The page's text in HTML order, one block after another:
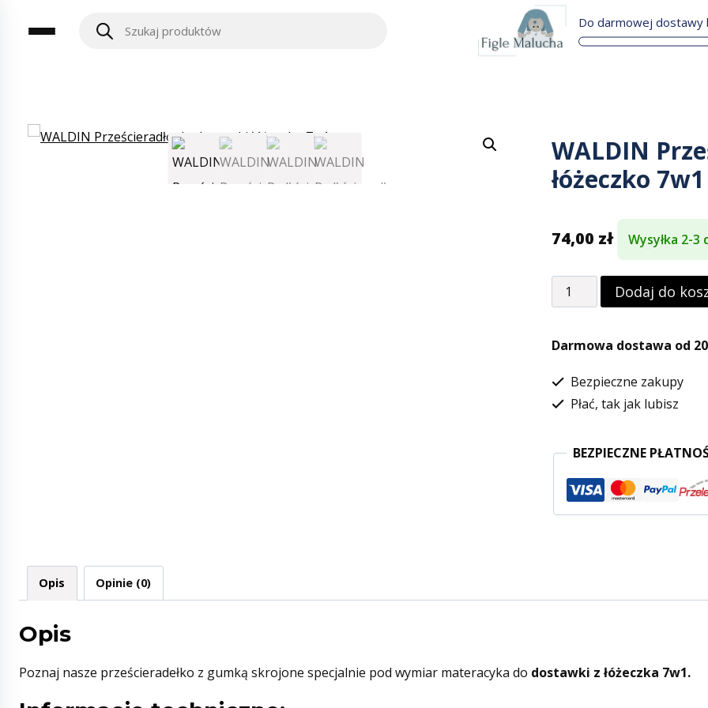
Do darmowej dostawy
WALDIN
łóżeczko 7w1
74,00 zł Wysyłka 2-
Dodaj do
Darmowa dostawa od
Bezpieczne zakupy
Płać, tak jak lubisz
BEZPIECZNE
Opis Opinie (0)
Opis
Poznaj nasze prześcieradełko z gumką skrojone specjalnie pod wymiar materacyka do dostawki z łóżeczka 7w1.